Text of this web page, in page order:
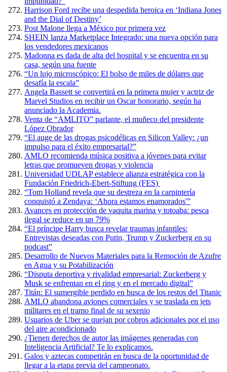
Harrison Ford recibe una despedida heroica en ‘Indiana Jones
and the Dial of Destiny’
Post Malone llega a México por primera vez
SHEIN lanza Marketplace Integrado: una nueva opción para
los vendedores mexicanos
Madonna es dada de alta del hospital y se encuentra en su
casa, según una fuente
“Un lujo microscópico: El bolso de miles de dólares que
desafía la escala”
Angela Bassett se convertirá en la primera mujer y actriz de
Marvel Studios en recibir un Oscar honorario, según ha
anunciado la Academia.
Venta de “AMLITO” parlante, el muñeco del presidente
López Obrador
“El auge de las drogas psicodélicas en Silicon Valley: ¿un
impulso para el éxito empresarial?”
AMLO recomienda música positiva a jóvenes para evitar
letras que promueven drogas y violencia
Universidad UDLAP establece alianza estratégica con la
Fundación Friedrich-Ebert-Stiftung (FES)
“Tom Holland revela que su destreza en la carpintería
conquistó a Zendaya: ‘Ahora estamos enamorados'”
Avances en protección de vaquita marina y totoaba: pesca
ilegal se reduce en un 79%
“El príncipe Harry busca revelar traumas infantiles:
Entrevistas deseadas con Putin, Trump y Zuckerberg en su
podcast”
Desarrollo de Nuevos Materiales para la Remoción de Azufre
en Agua y su Potabilización
“Disputa deportiva y rivalidad empresarial: Zuckerberg y
Musk se enfrentan en el ring y en el mercado digital”
Titán: El sumergible perdido en busca de los restos del Titanic
AMLO abandona aviones comerciales y se traslada en jets
militares en el tramo final de su sexenio
Usuarios de Uber se quejan por cobros adicionales por el uso
del aire acondicionado
¿Tienen derechos de autor las imágenes generadas con
Inteligencia Artificial? Te lo explicamos.
Galos y aztecas competirán en busca de la oportunidad de
llegar a la etapa previa del campeonato.